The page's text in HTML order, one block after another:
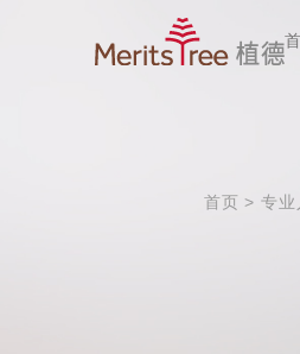
首页 > 专业